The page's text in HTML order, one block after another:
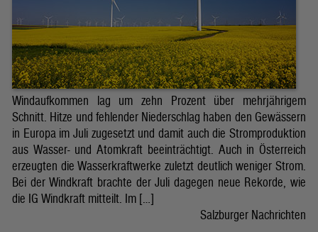
Windaufkommen lag um zehn Prozent über mehrjährigem
Schnitt. Hitze und fehlender Niederschlag haben den Gewässern
in Europa im Juli zugesetzt und damit auch die Stromproduktion
aus Wasser- und Atomkraft beeinträchtigt. Auch in Österreich
erzeugten die Wasserkraftwerke zuletzt deutlich weniger Strom.
Bei der Windkraft brachte der Juli dagegen neue Rekorde, wie
die IG Windkraft mitteilt. Im […]
Salzburger Nachrichten